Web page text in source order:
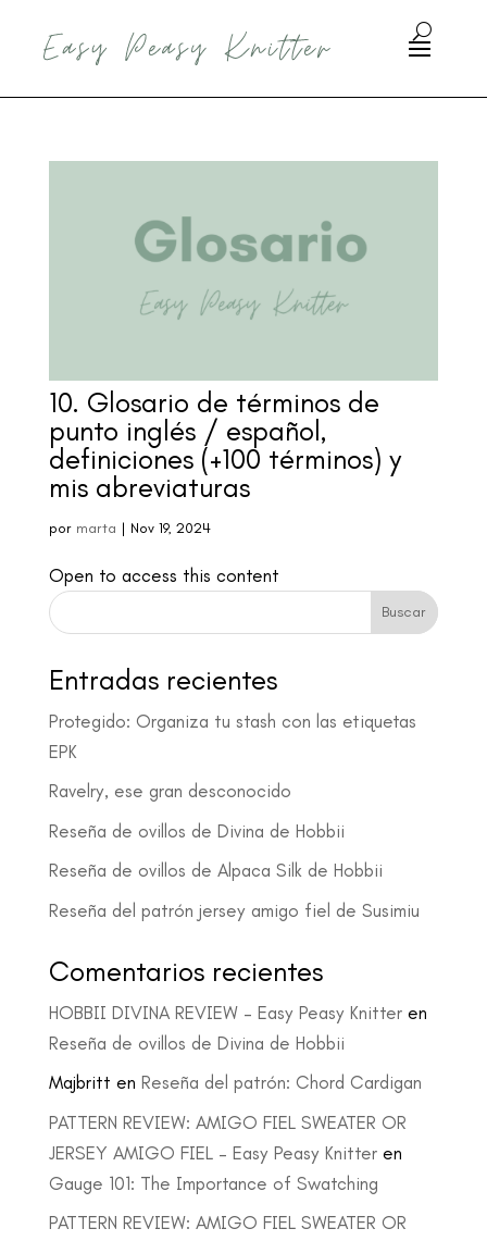
10. Glosario de términos de
punto inglés / español,
definiciones (+100 términos) y
mis abreviaturas
por marta | Nov 19, 2024
Open to access this content
Buscar
Entradas recientes
Protegido: Organiza tu stash con las etiquetas
EPK
Ravelry, ese gran desconocido
Reseña de ovillos de Divina de Hobbii
Reseña de ovillos de Alpaca Silk de Hobbii
Reseña del patrón jersey amigo fiel de Susimiu
Comentarios recientes
HOBBII DIVINA REVIEW – Easy Peasy Knitteren
Reseña de ovillos de Divina de Hobbii
Majbritt en Reseña del patrón: Chord Cardigan
PATTERN REVIEW: AMIGO FIEL SWEATER OR
JERSEY AMIGO FIEL – Easy Peasy Knitteren
Gauge 101: The Importance of Swatching
PATTERN REVIEW: AMIGO FIEL SWEATER OR